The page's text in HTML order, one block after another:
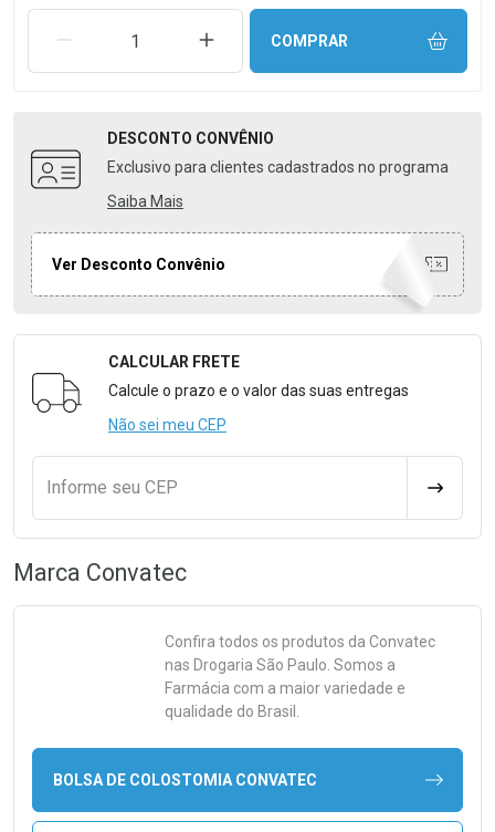
REMOVER UMA UNIDADEAUMENTAR UMA UNIDADE
COMPRAR
DESCONTO CONVÊNIO
Exclusivo para clientes cadastrados no programa
Saiba Mais
Ver Desconto Convênio
Formulário para Calcular o Frete
CALCULAR FRETE
Calcule o prazo e o valor das suas entregas
Não sei meu CEP
Informe seu CEP
Marca Convatec
Confira todos os produtos da Convatec
nas Drogaria São Paulo. Somos a
Farmácia com a maior variedade e
qualidade do Brasil.
BOLSA DE COLOSTOMIA CONVATEC